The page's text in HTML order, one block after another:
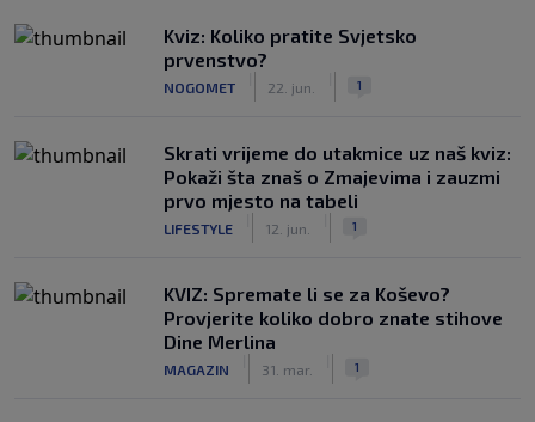
Kviz: Koliko pratite Svjetsko
prvenstvo?
NOGOMET 22. jun. 1
Skrati vrijeme do utakmice uz naš kviz:
Pokaži šta znaš o Zmajevima i zauzmi
prvo mjesto na tabeli
LIFESTYLE 12. jun. 1
KVIZ: Spremate li se za Koševo?
Provjerite koliko dobro znate stihove
Dine Merlina
MAGAZIN 31. mar. 1